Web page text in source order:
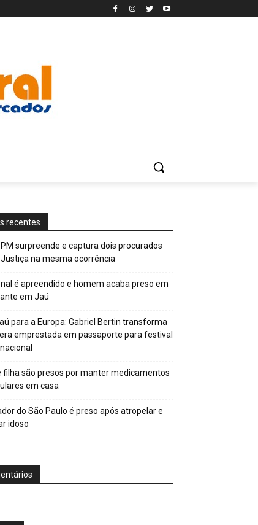
recentes
surpreende e captura dois procurados
na mesma ocorrência
é apreendido e homem acaba preso em
em Jaú
para a Europa: Gabriel Bertin transforma
emprestada em passaporte para festival
filha são presos por manter medicamentos
em casa
do São Paulo é preso após atropelar e
idoso